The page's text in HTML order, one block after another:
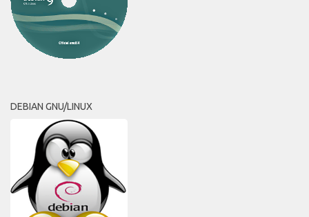
DEBIAN GNU/LINUX